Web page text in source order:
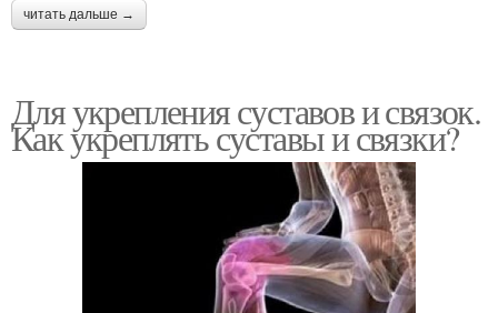
читать дальше →
Для укрепления суставов и связок.
Как укреплять суставы и связки?